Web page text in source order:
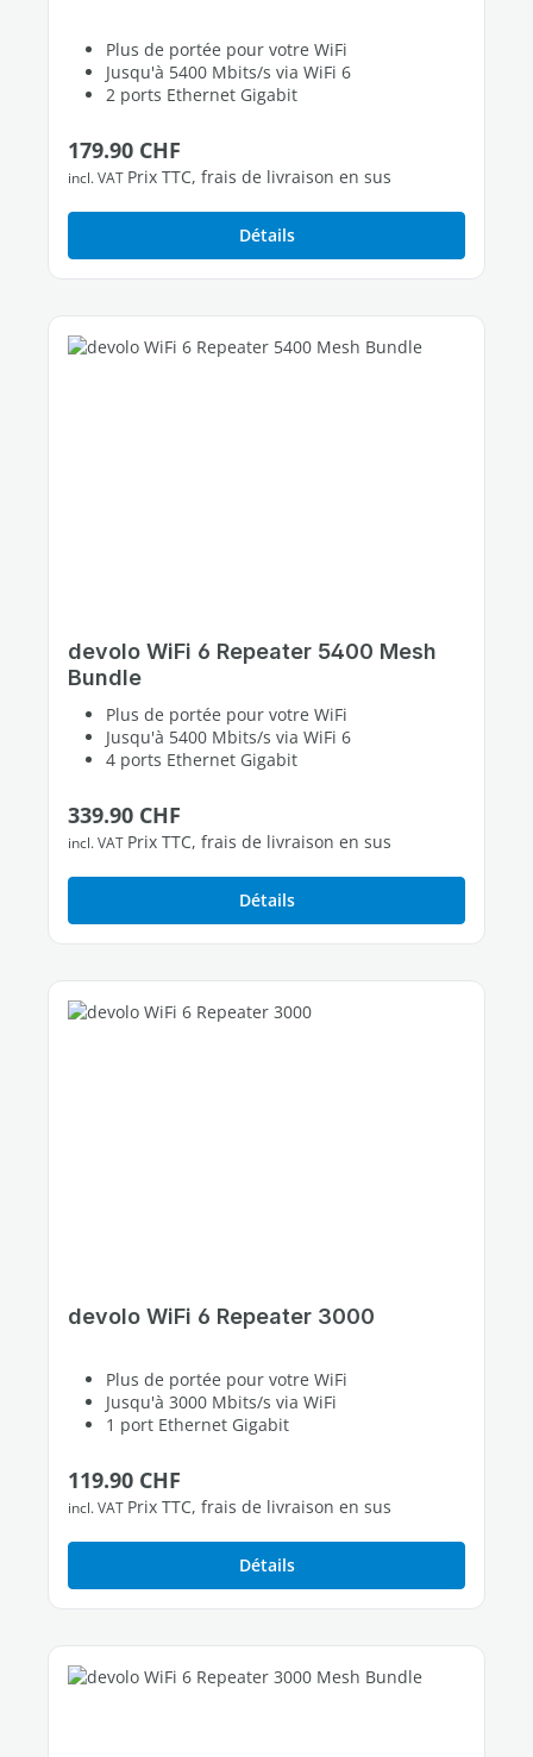
Plus de portée pour votre WiFi
Jusqu'à 5400 Mbits/s via WiFi 6
2 ports Ethernet Gigabit
Prix régulier :
179.90 CHF
incl. VAT Prix TTC, frais de livraison en sus
Détails
devolo WiFi 6 Repeater 5400 Mesh
Bundle
Plus de portée pour votre WiFi
Jusqu'à 5400 Mbits/s via WiFi 6
4 ports Ethernet Gigabit
Prix régulier :
339.90 CHF
incl. VAT Prix TTC, frais de livraison en sus
Détails
devolo WiFi 6 Repeater 3000
Plus de portée pour votre WiFi
Jusqu'à 3000 Mbits/s via WiFi
1 port Ethernet Gigabit
Prix régulier :
119.90 CHF
incl. VAT Prix TTC, frais de livraison en sus
Détails